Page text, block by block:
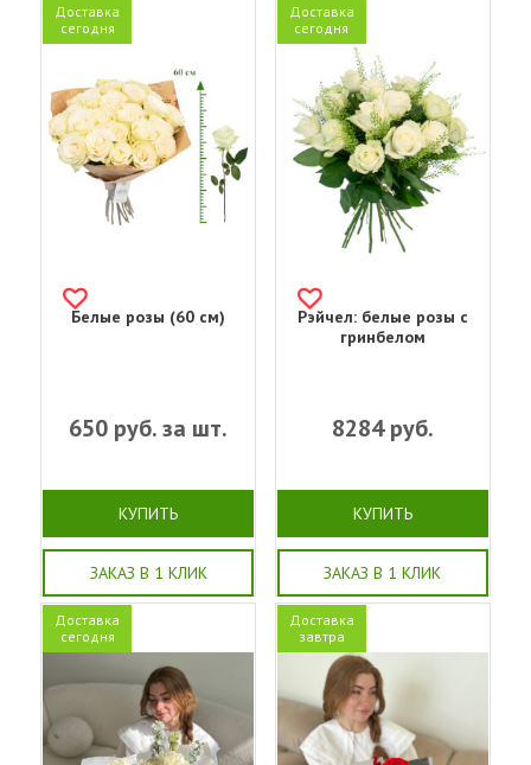
Доставка
сегодня
Белые розы (60 см)
650 руб. за шт.
КУПИТЬ
ЗАКАЗ В 1 КЛИК
Доставка
сегодня
Рэйчел: белые розы с
гринбелом
8284руб.
КУПИТЬ
ЗАКАЗ В 1 КЛИК
Доставка
сегодня
Доставка
завтра